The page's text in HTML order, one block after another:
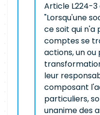
Article L224-3
"Lorsqu'une
ce soit qui n'a
comptes se
actions, un ou
leur
composant
particuliers,
unanime des